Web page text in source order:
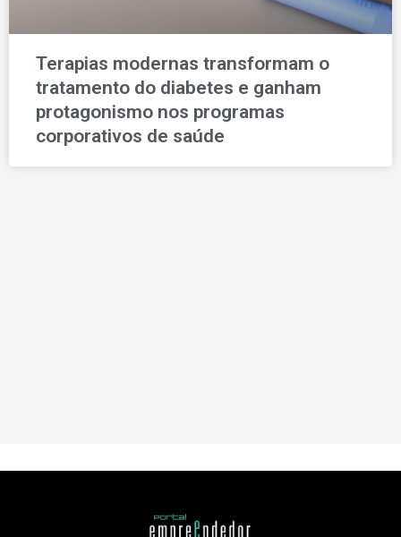
Terapias modernas transformam o
tratamento do diabetes e ganham
protagonismo nos programas
corporativos de saúde